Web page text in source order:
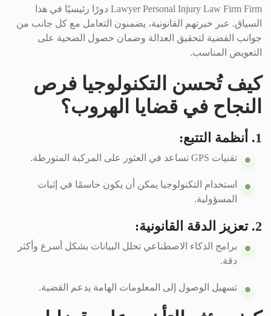
Lawyer Personal Injury Law Firm Firm دورًا رئيسيًا في هذا
السياق. عبر خبرتهم القانونية، يضمنون التعامل مع كل جانب من
جوانب القضية لتحقيق العدالة وضمان حصول الضحية على
التعويض المناسب.
كيف تُحسن التكنولوجيا فرص
النجاح في قضايا الهروب؟
1. أنظمة التتبع:
تقنيات GPS تساعد في العثور على المركبة المتورطة.
استخدام التكنولوجيا يمكن أن يكون حاسمًا في إثبات
المسؤولية.
2. تعزيز الدقة القانونية:
برامج الذكاء الاصطناعي تحلل البيانات بشكل أسرع وأكثر
دقة.
تسهيل الوصول إلى المعلومات الهامة يدعم القضية.